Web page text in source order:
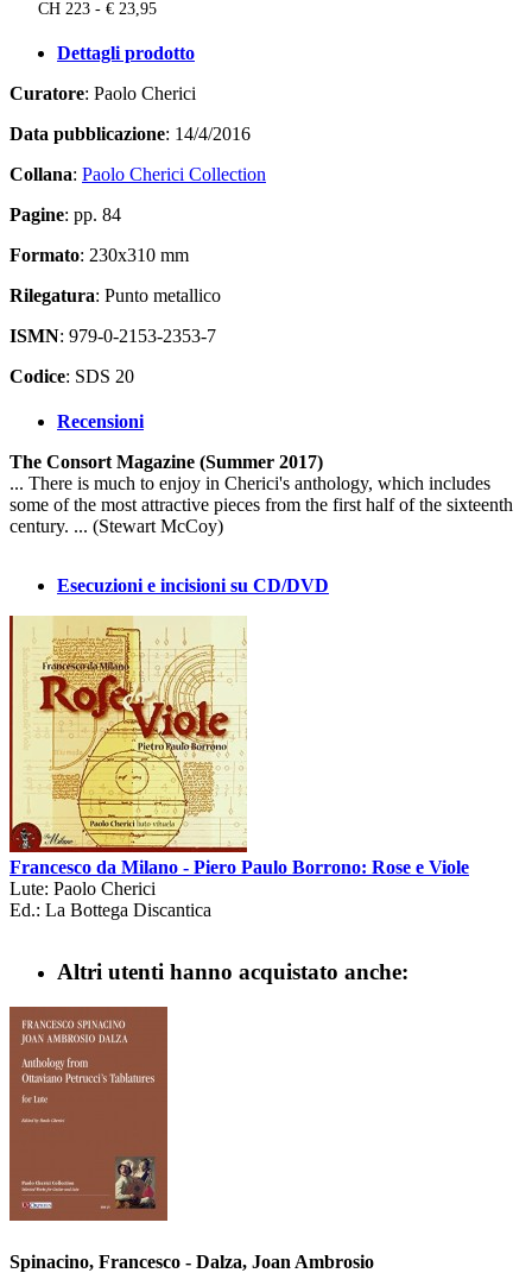
CH 223 - € 23,95
Dettagli prodotto
Curatore: Paolo Cherici
Data pubblicazione: 14/4/2016
Collana: Paolo Cherici Collection
Pagine: pp. 84
Formato: 230x310 mm
Rilegatura: Punto metallico
ISMN: 979-0-2153-2353-7
Codice: SDS 20
Recensioni
The Consort Magazine (Summer 2017)
... There is much to enjoy in Cherici's anthology, which includes
some of the most attractive pieces from the first half of the sixteenth
century. ... (Stewart McCoy)
Esecuzioni e incisioni su CD/DVD
Francesco da Milano - Piero Paulo Borrono: Rose e Viole
Lute: Paolo Cherici
Ed.: La Bottega Discantica
Altri utenti hanno acquistato anche:
Spinacino, Francesco - Dalza, Joan Ambrosio